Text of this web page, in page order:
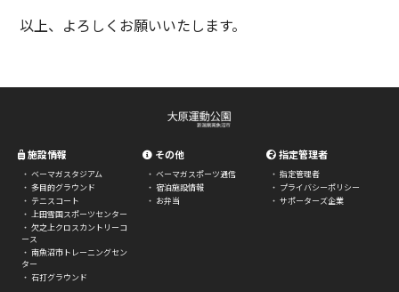
以上、よろしくお願いいたします。
施設情報
ベーマガスタジアム
多目的グラウンド
テニスコート
上田雪国スポーツセンター
欠之上クロスカントリーコ
ース
南魚沼市トレーニングセン
ター
石打グラウンド
その他
ベーマガスポーツ通信
宿泊施設情報
お弁当
指定管理者
指定管理者
プライバシーポリシー
サポーターズ企業